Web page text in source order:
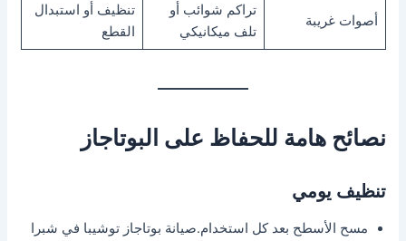
أصوات غريبة
تراكم شوائب أو
تلف ميكانيكي
تنظيف أو استبدال
القطع
نصائح هامة للحفاظ على البوتاجاز
تنظيف يومي
مسح الأسطح بعد كل استخدام.صيانة بوتاجاز توشيبا في شبرا